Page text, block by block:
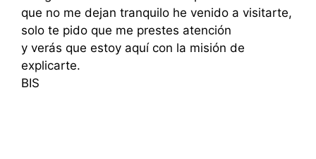
que no me dejan tranquilo he venido a visitarte,
solo te pido que me prestes atención
y verás que estoy aquí con la misión de
explicarte.
BIS